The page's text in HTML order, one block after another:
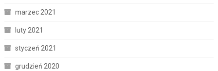
marzec 2021
luty 2021
styczeń 2021
grudzień 2020